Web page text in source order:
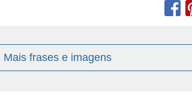
Mais frases e imagens